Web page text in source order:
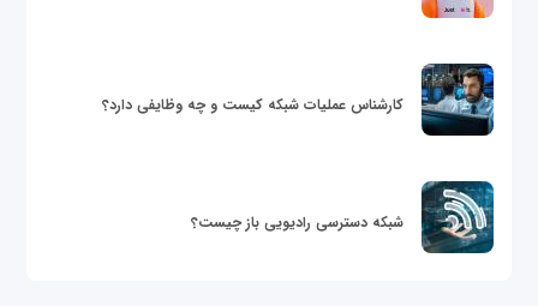
کارشناس عملیات شبکه کیست و چه وظایفی دارد؟
شبکه دسترسی رادیویی باز چیست؟